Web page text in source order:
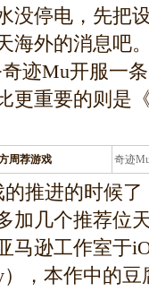
没停电，先把
海外的消息吧
迹Mu开服一
更重要的则是
周荐游戏 奇迹
条
推进的时候
加几个推荐位
马逊工作室于
），本作中的